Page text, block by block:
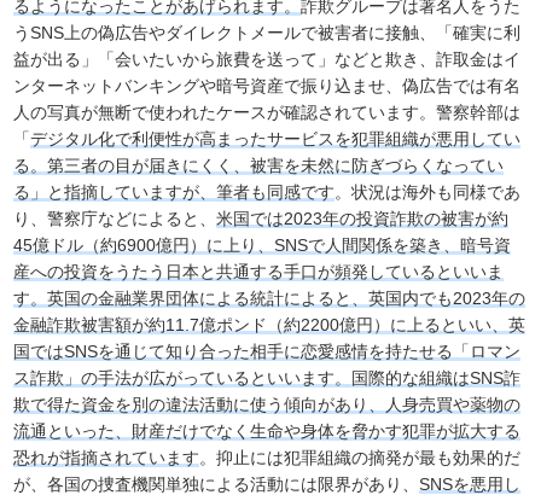
るようになったことがあげられます。詐欺グループは著名人をうた
うSNS上の偽広告やダイレクトメールで被害者に接触、「確実に利
益が出る」「会いたいから旅費を送って」などと欺き、詐取金はイ
ンターネットバンキングや暗号資産で振り込ませ、偽広告では有名
人の写真が無断で使われたケースが確認されています。警察幹部は
「デジタル化で利便性が高まったサービスを犯罪組織が悪用してい
る。第三者の目が届きにくく、被害を未然に防ぎづらくなってい
る」と指摘していますが、筆者も同感です。状況は海外も同様であ
り、警察庁などによると、米国では2023年の投資詐欺の被害が約
45億ドル（約6900億円）に上り、SNSで人間関係を築き、暗号資
産への投資をうたう日本と共通する手口が頻発しているといいま
す。英国の金融業界団体による統計によると、英国内でも2023年の
金融詐欺被害額が約11.7億ポンド（約2200億円）に上るといい、英
国ではSNSを通じて知り合った相手に恋愛感情を持たせる「ロマン
ス詐欺」の手法が広がっているといいます。国際的な組織はSNS詐
欺で得た資金を別の違法活動に使う傾向があり、人身売買や薬物の
流通といった、財産だけでなく生命や身体を脅かす犯罪が拡大する
恐れが指摘されています。抑止には犯罪組織の摘発が最も効果的だ
が、各国の捜査機関単独による活動には限界があり、SNSを悪用し